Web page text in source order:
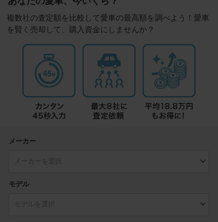
複数社の査定額を比較して愛車の最高額を調べよう！愛車
を賢く売却して、購入資金にしませんか？
メーカー
モデル